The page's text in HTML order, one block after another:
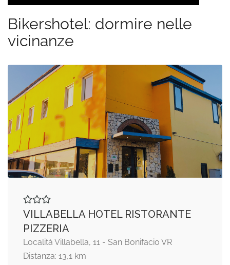
Bikershotel: dormire nelle
vicinanze
VILLABELLA HOTEL RISTORANTE
PIZZERIA
Località Villabella, 11 - San Bonifacio VR
Distanza: 13,1 km